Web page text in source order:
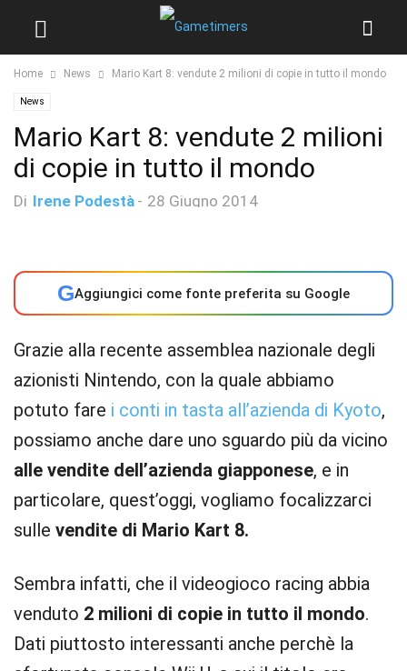
Home News Mario Kart 8: vendute 2 milioni di copie in tutto il mondo
News
Mario Kart 8: vendute 2 milioni
di copie in tutto il mondo
Di Irene Podestà - 28 Giugno 2014
GAggiungici come fonte preferita su Google
Grazie alla recente assemblea nazionale degli
azionisti Nintendo, con la quale abbiamo
potuto fare i conti in tasta all’azienda di Kyoto,
possiamo anche dare uno sguardo più da vicino
alle vendite dell’azienda giapponese, e in
particolare, quest’oggi, vogliamo focalizzarci
sulle vendite di Mario Kart 8.
Sembra infatti, che il videogioco racing abbia
venduto 2 milioni di copie in tutto il mondo.
Dati piuttosto interessanti anche perchè la